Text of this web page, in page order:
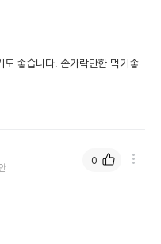
도 좋습니다. 손가락만한 먹기좋
0